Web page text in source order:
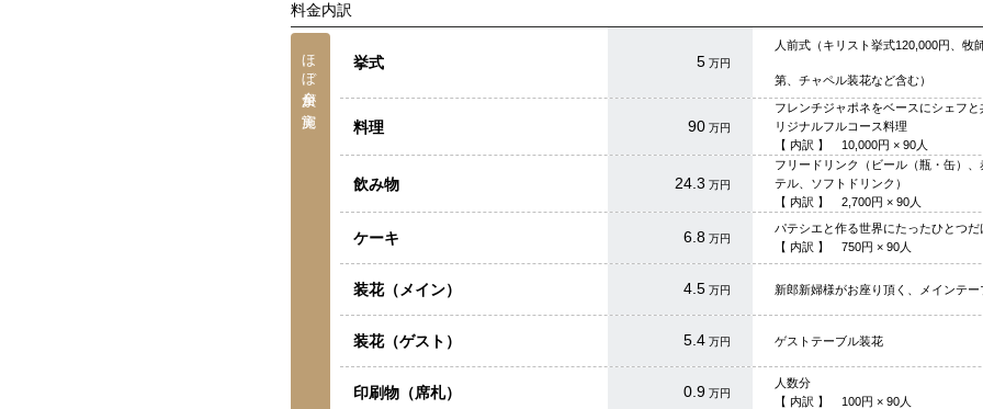
料金内訳
ほぼ全員が実施 挙式 5 万円
人前式（キリスト挙式120,000円、牧
第、チャペル装花など含む）
料理 90 万円
フレンチジャポネをベースにシェフ
リジナルフルコース料理
【 内訳 】
10,000円 × 90人
飲み物 24.3 万円
フリードリンク（ビール（瓶・缶）
テル、ソフトドリンク）
【 内訳 】 2,700円 × 90人
ケーキ 6.8 万円
パテシエと作る世界にたったひとつ
【 内訳 】 750円 × 90人
装花（メイン） 4.5 万円 新郎新婦様がお座り頂く、メインテー
装花（ゲスト） 5.4 万円 ゲストテーブル装花
印刷物（席札） 0.9 万円
人数分
【 内訳 】
100円 × 90人